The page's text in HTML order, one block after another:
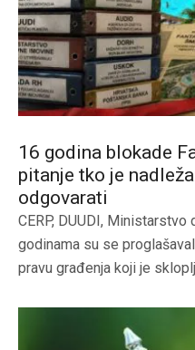
16 godina blokade
pitanje tko je
odgovarati
CERP, DUUDI, Ministarstvo
godinama su se
pravu građenja koji je